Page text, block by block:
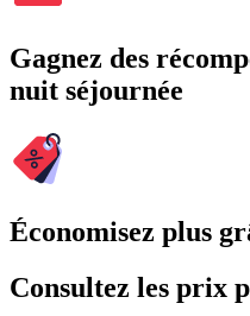
Gagnez des
nuit séjournée
Économisez plus
Consultez les prix